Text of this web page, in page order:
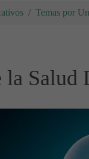
Temas por
Salud